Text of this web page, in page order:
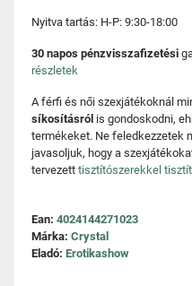
Nyitva tartás: H-P: 9:30-18:00
30 napos pénzvisszafizetési
részletek
A férfi és női szexjátékoknál
síkosításról is gondoskodni,
termékeket. Ne feledkezzetek
javasoljuk, hogy a
tervezett tisztítószerekkel
Ean: 4024144271023
Márka: Crystal
Eladó: Erotikashow